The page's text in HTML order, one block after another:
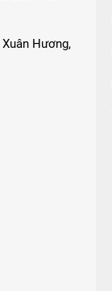
Hương,